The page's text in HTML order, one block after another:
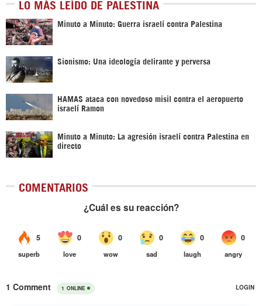
LO MÁS LEÍDO DE PALESTINA
Minuto a Minuto: Guerra israelí contra Palestina
Sionismo: Una ideología delirante y perversa
HAMAS ataca con novedoso misil contra el aeropuerto
israelí Ramon
Minuto a Minuto: La agresión israelí contra Palestina en
directo
COMENTARIOS